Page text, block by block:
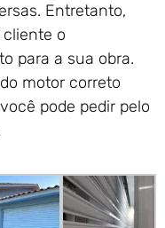
Entretanto,
o
para a sua obra.
motor correto
pode pedir pelo